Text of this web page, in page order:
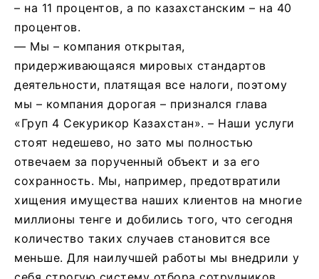
– на 11 процентов, а по казахстанским – на 40
процентов.
— Мы – компания открытая,
придерживающаяся мировых стандартов
деятельности, платящая все налоги, поэтому
мы – компания дорогая – признался глава
«Груп 4 Секурикор Казахстан». – Наши услуги
стоят недешево, но зато мы полностью
отвечаем за порученный объект и за его
сохранность. Мы, например, предотвратили
хищения имущества наших клиентов на многие
миллионы тенге и добились того, что сегодня
количество таких случаев становится все
меньше. Для наилучшей работы мы внедрили у